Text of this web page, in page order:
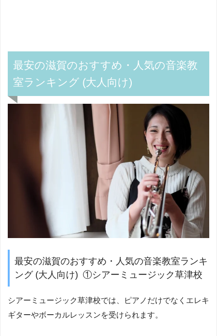
最安の滋賀のおすすめ・人気の音楽教
室ランキング (大人向け)
最安の滋賀のおすすめ・人気の音楽教室ランキ
ング (大人向け) ①シアーミュージック草津校
シアーミュージック草津校では、ピアノだけでなくエレキ
ギターやボーカルレッスンを受けられます。